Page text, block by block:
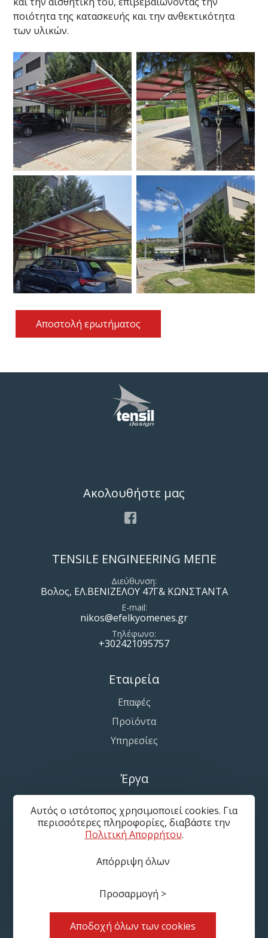
ποιότητα της κατασκευής και την ανθεκτικότητα
των υλικών.
Αποστολή ερωτήματος
Εταιρεία
Επαφές
Προϊόντα
Υπηρεσίες
Έργα
Συστήματα Σκίασης Πάρκινγκ
Κάλυψη Αθλητικών Χώρων
TENSILE ENGINEERING ΜΕΠΕ
Διεύθυνση
Βολος, ΕΛ.ΒΕΝΙΖΕΛΟΥ 47Γ& ΚΩΝΣΤΑΝΤΑ
E-mail
nikos@efelkyomenes.gr
Τηλέφωνο
+302421095757
Ακολουθήστε μας
© 2025—2026 Tensile Engineering LTD
Πολιτική Απορρήτου
Χάρτης ιστότοπου
Κατασκευή ιστότοπου με
Αυτός ο ιστότοπος χρησιμοποιεί cookies. Για
περισσότερες πληροφορίες, διαβάστε την
Πολιτική Απορρήτου.
Απόρριψη όλων
Προσαρμογή >
Αποδοχή όλων των cookies